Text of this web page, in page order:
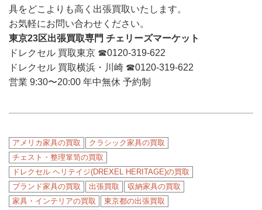
具をどこよりも高く出張買取いたします。
お気軽にお問い合わせください。
東京23区出張買取専門 チェリーズマーケット
ドレクセル 買取東京 ☎︎0120-319-622
ドレクセル 買取横浜・川崎 ☎︎0120-319-622
営業 9:30〜20:00 年中無休 予約制
アメリカ家具の買取
クラシック家具の買取
チェスト・整理箪笥の買取
ドレクセル ヘリテイジ(DREXEL HERITAGE)の買取
ブランド家具の買取
出張買取
収納家具の買取
家具・インテリアの買取
東京都の出張買取